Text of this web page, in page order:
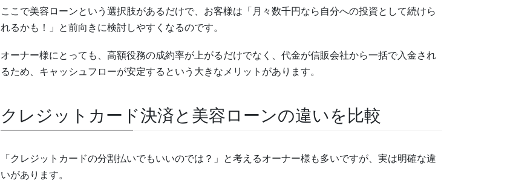
ここで美容ローンという選択肢があるだけで、お客様は「月々数千円なら自分への投資として続けら
れるかも！」と前向きに検討しやすくなるのです。
オーナー様にとっても、高額役務の成約率が上がるだけでなく、代金が信販会社から一括で入金され
るため、キャッシュフローが安定するという大きなメリットがあります。
クレジットカード決済と美容ローンの違いを比較
「クレジットカードの分割払いでもいいのでは？」と考えるオーナー様も多いですが、実は明確な違
いがあります。